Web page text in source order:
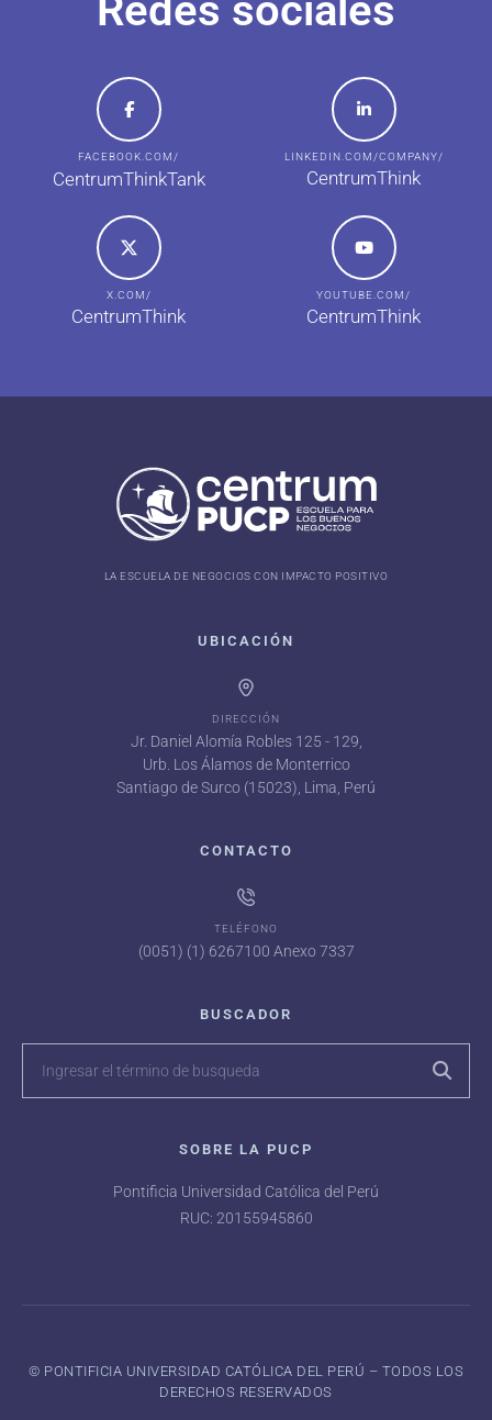
Redes sociales
FACEBOOK.COM/
CentrumThinkTank
LINKEDIN.COM/COMPANY/
CentrumThink
X.COM/
CentrumThink
YOUTUBE.COM/
CentrumThink
LA ESCUELA DE NEGOCIOS CON IMPACTO POSITIVO
UBICACIÓN
DIRECCIÓN
Jr. Daniel Alomía Robles 125 - 129,
Urb. Los Álamos de Monterrico
Santiago de Surco (15023), Lima, Perú
CONTACTO
TELÉFONO
(0051) (1) 6267100 Anexo 7337
BUSCADOR
SOBRE LA PUCP
Pontificia Universidad Católica del Perú
RUC: 20155945860
©️ PONTIFICIA UNIVERSIDAD CATÓLICA DEL PERÚ – TODOS LOS
DERECHOS RESERVADOS